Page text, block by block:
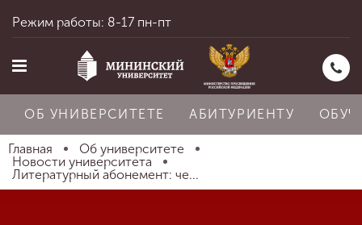
Главная
Режим работы: 8-17 пн-пт
ОБ УНИВЕРСИТЕТЕ АБИТУРИЕНТУ
Главная
Об университете
Новости университета
Литературный абонемент: че...